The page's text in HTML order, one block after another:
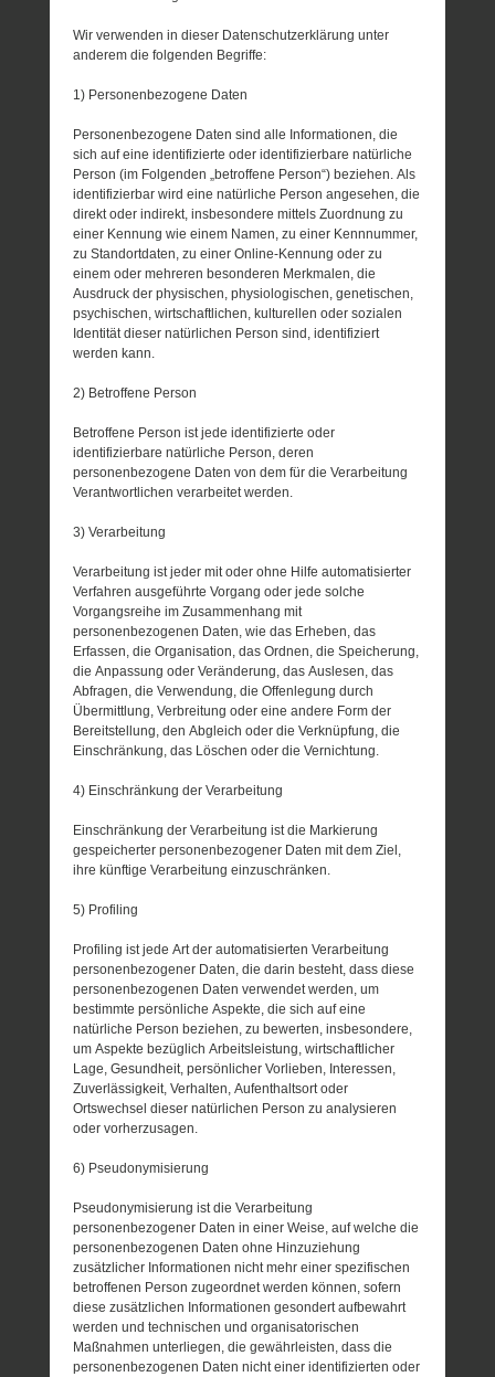
Wir verwenden in dieser Datenschutzerklärung unter
anderem die folgenden Begriffe:
1) Personenbezogene Daten
Personenbezogene Daten sind alle Informationen, die
sich auf eine identifizierte oder identifizierbare natürliche
Person (im Folgenden „betroffene Person“) beziehen. Als
identifizierbar wird eine natürliche Person angesehen, die
direkt oder indirekt, insbesondere mittels Zuordnung zu
einer Kennung wie einem Namen, zu einer Kennnummer,
zu Standortdaten, zu einer Online-Kennung oder zu
einem oder mehreren besonderen Merkmalen, die
Ausdruck der physischen, physiologischen, genetischen,
psychischen, wirtschaftlichen, kulturellen oder sozialen
Identität dieser natürlichen Person sind, identifiziert
werden kann.
2) Betroffene Person
Betroffene Person ist jede identifizierte oder
identifizierbare natürliche Person, deren
personenbezogene Daten von dem für die Verarbeitung
Verantwortlichen verarbeitet werden.
3) Verarbeitung
Verarbeitung ist jeder mit oder ohne Hilfe automatisierter
Verfahren ausgeführte Vorgang oder jede solche
Vorgangsreihe im Zusammenhang mit
personenbezogenen Daten, wie das Erheben, das
Erfassen, die Organisation, das Ordnen, die Speicherung,
die Anpassung oder Veränderung, das Auslesen, das
Abfragen, die Verwendung, die Offenlegung durch
Übermittlung, Verbreitung oder eine andere Form der
Bereitstellung, den Abgleich oder die Verknüpfung, die
Einschränkung, das Löschen oder die Vernichtung.
4) Einschränkung der Verarbeitung
Einschränkung der Verarbeitung ist die Markierung
gespeicherter personenbezogener Daten mit dem Ziel,
ihre künftige Verarbeitung einzuschränken.
5) Profiling
Profiling ist jede Art der automatisierten Verarbeitung
personenbezogener Daten, die darin besteht, dass diese
personenbezogenen Daten verwendet werden, um
bestimmte persönliche Aspekte, die sich auf eine
natürliche Person beziehen, zu bewerten, insbesondere,
um Aspekte bezüglich Arbeitsleistung, wirtschaftlicher
Lage, Gesundheit, persönlicher Vorlieben, Interessen,
Zuverlässigkeit, Verhalten, Aufenthaltsort oder
Ortswechsel dieser natürlichen Person zu analysieren
oder vorherzusagen.
6) Pseudonymisierung
Pseudonymisierung ist die Verarbeitung
personenbezogener Daten in einer Weise, auf welche die
personenbezogenen Daten ohne Hinzuziehung
zusätzlicher Informationen nicht mehr einer spezifischen
betroffenen Person zugeordnet werden können, sofern
diese zusätzlichen Informationen gesondert aufbewahrt
werden und technischen und organisatorischen
Maßnahmen unterliegen, die gewährleisten, dass die
personenbezogenen Daten nicht einer identifizierten oder